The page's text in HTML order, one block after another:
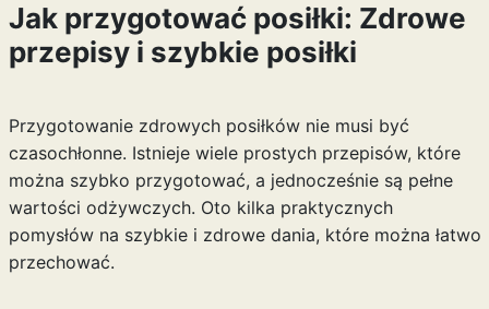
Jak przygotować posiłki: Zdrowe
przepisy i szybkie posiłki
Przygotowanie zdrowych posiłków nie musi być
czasochłonne. Istnieje wiele prostych przepisów, które
można szybko przygotować, a jednocześnie są pełne
wartości odżywczych. Oto kilka praktycznych
pomysłów na szybkie i zdrowe dania, które można łatwo
przechować.